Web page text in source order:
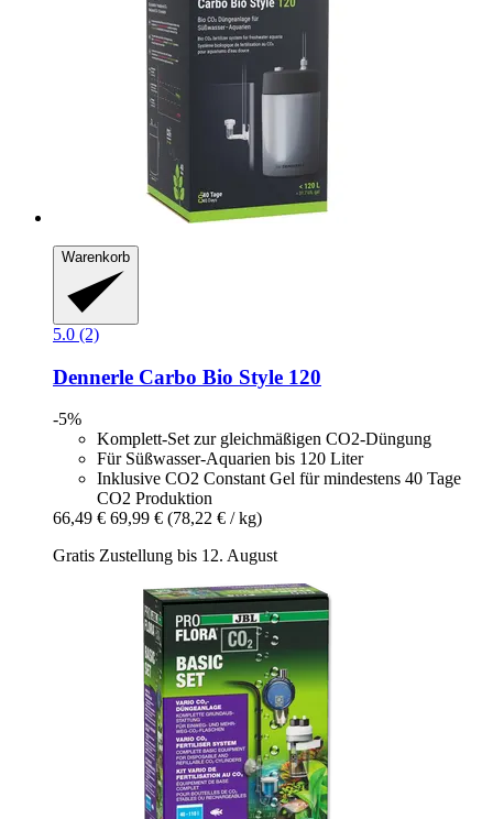
Warenkorb
5.0 (2)
Dennerle Carbo Bio Style 120
-5%
Komplett-Set zur gleichmäßigen CO2-Düngung
Für Süßwasser-Aquarien bis 120 Liter
Inklusive CO2 Constant Gel für mindestens 40 Tage
CO2 Produktion
66,49 € 69,99 € (78,22 € / kg)
Gratis Zustellung bis 12. August